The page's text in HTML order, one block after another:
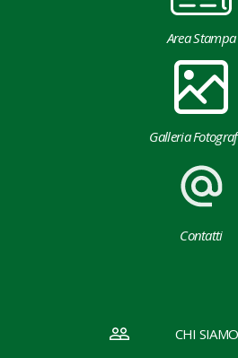
Area Stampa
Galleria
Contatti
CHI SIAMO